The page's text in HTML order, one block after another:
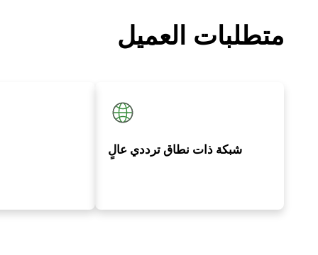
متطلبات العميل
شبكة ذات نطاق ترددي عالٍ